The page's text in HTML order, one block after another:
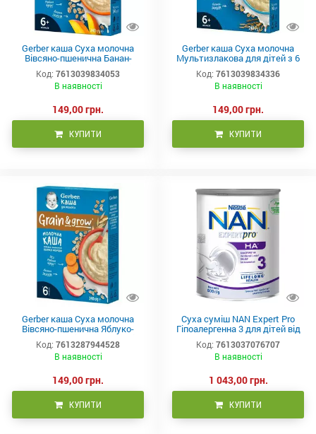
Gerber каша Суха молочна
Вівсяно-пшенична Банан-
Манго для дітей з 6 місяців
240 г
Код: 7613039834053
В наявності
149,00 грн.
КУПИТИ
Gerber каша Суха молочна
Мультизлакова для дітей з 6
місяців 240 г
Код: 7613039834336
В наявності
149,00 грн.
КУПИТИ
Gerber каша Суха молочна
Вівсяно-пшенична Яблуко-
Морква для дітей з 6 місяців
240 г
Код: 7613287944528
В наявності
149,00 грн.
КУПИТИ
Суха суміш NAN Expert Pro
Гіпоалергенна 3 для дітей від
12 місяців, 800 г
Код: 7613037076707
В наявності
1 043,00 грн.
КУПИТИ